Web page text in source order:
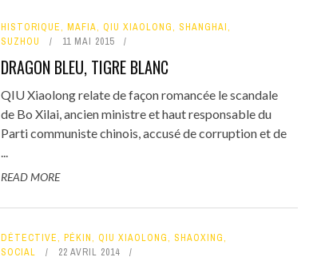
HISTORIQUE, MAFIA, QIU XIAOLONG, SHANGHAI,
SUZHOU
11 MAI 2015
DRAGON BLEU, TIGRE BLANC
QIU Xiaolong relate de façon romancée le scandale
de Bo Xilai, ancien ministre et haut responsable du
Parti communiste chinois, accusé de corruption et de
...
READ MORE
DÉTECTIVE, PÉKIN, QIU XIAOLONG, SHAOXING,
SOCIAL
22 AVRIL 2014